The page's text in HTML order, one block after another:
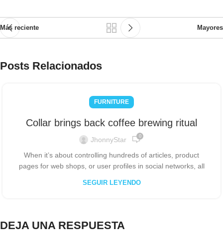
Más reciente Mayores
Posts Relacionados
FURNITURE
Collar brings back coffee brewing ritual
JhonnyStar 0
When it’s about controlling hundreds of articles, product
pages for web shops, or user profiles in social networks, all
SEGUIR LEYENDO
DEJA UNA RESPUESTA